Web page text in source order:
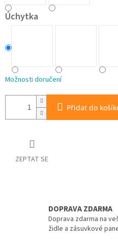
Úchytka
Možnosti doručení
Přidat do
ZEPTAT SE
DOPRAVA ZDARMA
Doprava zdarma na
židle a zásuvkové